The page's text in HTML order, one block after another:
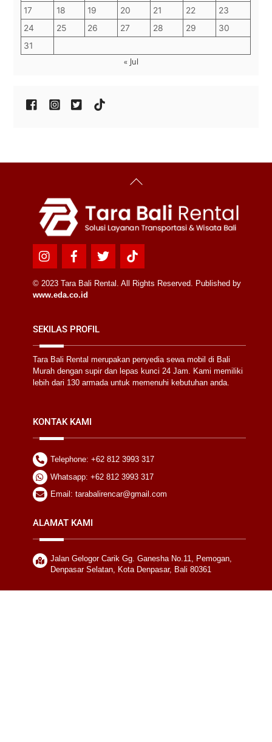
17
18 19 20 21 22
23
24
25 26 27 28 29
30
31
« Jul
Back
Icon
label
Icon
label
Icon
label
Icon
label
© 2023 Tara Bali Rental. All Rights Reserved. Published by
www.eda.co.id
SEKILAS PROFIL
Tara Bali Rental merupakan penyedia sewa mobil di Bali
Murah dengan supir dan lepas kunci 24 Jam. Kami memiliki
lebih dari 130 armada untuk memenuhi kebutuhan anda.
KONTAK KAMI
Telephone: +62 812 3993 317
Whatsapp: +62 812 3993 317
Email: tarabalirencar@gmail.com
ALAMAT KAMI
Jalan Gelogor Carik Gg. Ganesha No.11, Pemogan,
Denpasar Selatan, Kota Denpasar, Bali 80361